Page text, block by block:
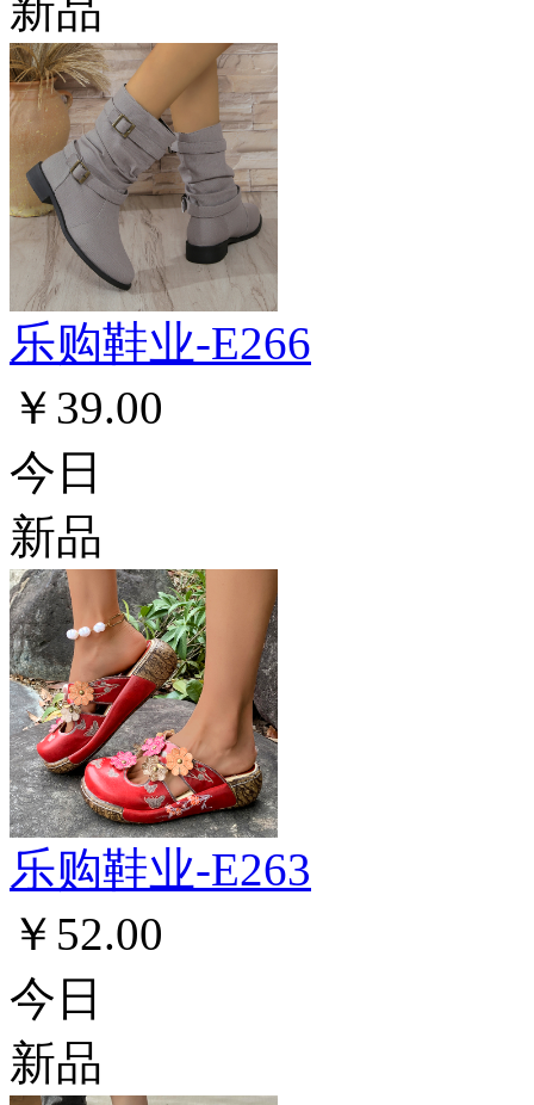
新品
乐购鞋业-E266
￥39.00
今日
新品
乐购鞋业-E263
￥52.00
今日
新品